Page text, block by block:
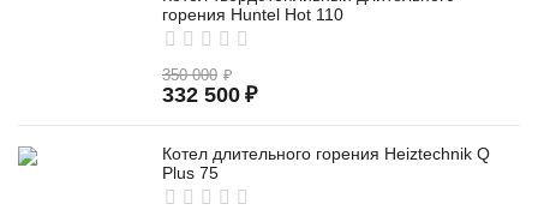
горения Huntel Hot 110
350 000 ₽
332 500 ₽
Котел длительного горения Heiztechnik Q
Plus 75